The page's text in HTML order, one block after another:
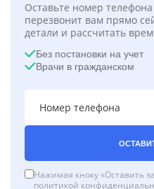
Оставьте номер
перезвонит вам прямо
детали и рассчитать
Без постановки на учет
Врачи в гражданском
Нажимая кноку «Оставить
политикой